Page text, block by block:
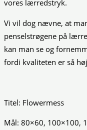
vores lærredstryk.
Vi vil dog nævne, at
penselstrøgene på
kan man se og
fordi kvaliteten er så
Titel: Flowermess
Mål: 80×60, 100×100,